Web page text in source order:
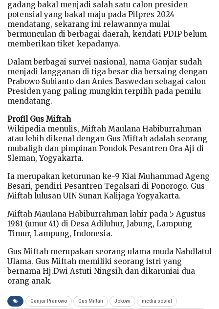
gadang bakal menjadi salah satu calon presiden
potensial yang bakal maju pada Pilpres 2024
mendatang, sekarang ini relawannya mulai
bermunculan di berbagai daerah, kendati PDIP belum
memberikan tiket kepadanya.
Dalam berbagai survei nasional, nama Ganjar sudah
menjadi langganan di tiga besar dia bersaing dengan
Prabowo Subianto dan Anies Baswedan sebagai calon
Presiden yang paling mungkin terpilih pada pemilu
mendatang.
Profil Gus Miftah
Wikipedia menulis, Miftah Maulana Habiburrahman
atau lebih dikenal dengan Gus Miftah adalah seorang
mubaligh dan pimpinan Pondok Pesantren Ora Aji di
Sleman, Yogyakarta.
Ia merupakan keturunan ke-9 Kiai Muhammad Ageng
Besari, pendiri Pesantren Tegalsari di Ponorogo. Gus
Miftah lulusan UIN Sunan Kalijaga Yogyakarta.
Miftah Maulana Habiburrahman lahir pada 5 Agustus
1981 (umur 41) di Desa Adiluhur, Jabung, Lampung
Timur, Lampung, Indonesia.
Gus Miftah merupakan seorang ulama muda Nahdlatul
Ulama. Gus Miftah memiliki seorang istri yang
bernama Hj.Dwi Astuti Ningsih dan dikaruniai dua
orang anak.
Ganjar Pranowo Gus Miftah Jokowi media sosial